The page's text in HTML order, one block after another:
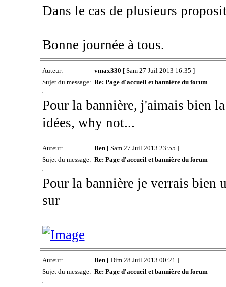
Dans le cas de plusieurs
Bonne journée à tous.
Auteur: vmax330 [ Sam 27 Juil 2013 16:35 ]
Sujet du message: Re: Page d'accueil et bannière du forum
Pour la bannière, j'aimais bien
idées, why not...
Auteur: Ben[ Sam 27 Juil 2013 23:55 ]
Sujet du message: Re: Page d'accueil et bannière du forum
Pour la bannière je verrais bien
sur
Auteur: Ben[ Dim 28 Juil 2013 00:21 ]
Sujet du message: Re: Page d'accueil et bannière du forum